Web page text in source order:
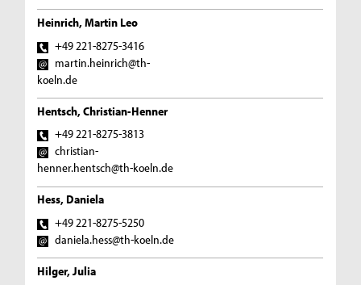
Heinrich, Martin Leo
+49 221-8275-3416
martin.heinrich@th-
koeln.de
Hentsch, Christian-Henner
+49 221-8275-3813
christian-
henner.hentsch@th-koeln.de
Hess, Daniela
+49 221-8275-5250
daniela.hess@th-koeln.de
Hilger, Julia